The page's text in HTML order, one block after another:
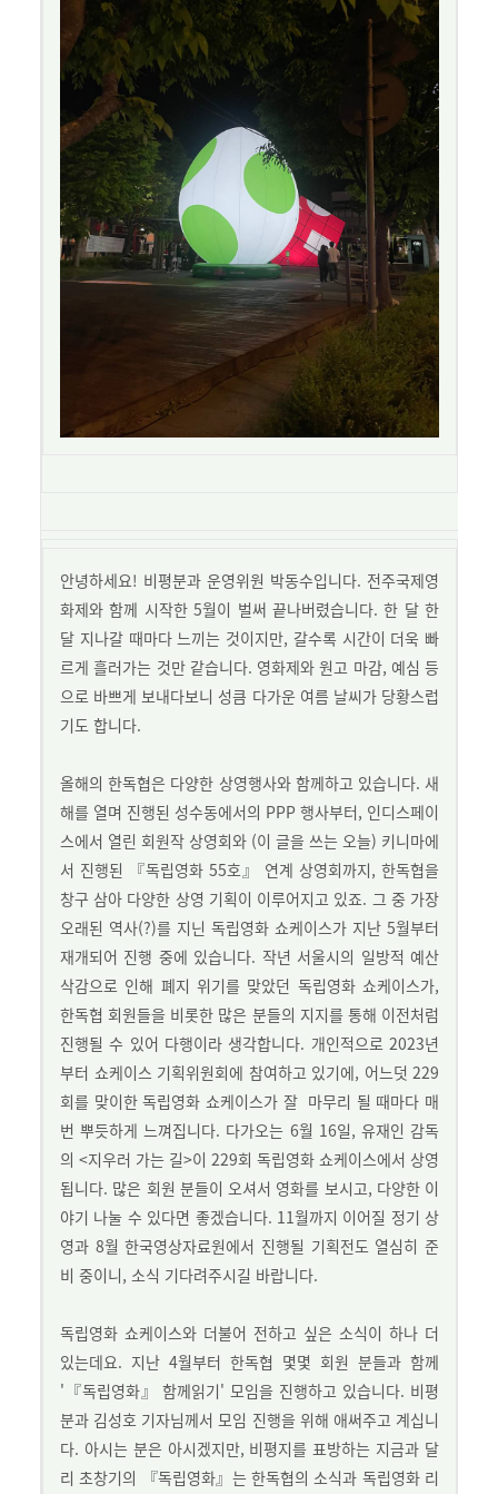
안녕하세요! 비평분과 운영위원 박동수입니다. 전주국제영
화제와 함께 시작한 5월이 벌써 끝나버렸습니다. 한 달 한
달 지나갈 때마다 느끼는 것이지만, 갈수록 시간이 더욱 빠
르게 흘러가는 것만 같습니다. 영화제와 원고 마감, 예심 등
으로 바쁘게 보내다보니 성큼 다가운 여름 날씨가 당황스럽
기도 합니다.
올해의 한독협은 다양한 상영행사와 함께하고 있습니다. 새
해를 열며 진행된 성수동에서의 PPP 행사부터, 인디스페이
스에서 열린 회원작 상영회와 (이 글을 쓰는 오늘) 키니마에
서 진행된 『독립영화 55호』 연계 상영회까지, 한독협을
창구 삼아 다양한 상영 기획이 이루어지고 있죠. 그 중 가장
오래된 역사(?)를 지닌 독립영화 쇼케이스가 지난 5월부터
재개되어 진행 중에 있습니다. 작년 서울시의 일방적 예산
삭감으로 인해 폐지 위기를 맞았던 독립영화 쇼케이스가,
한독협 회원들을 비롯한 많은 분들의 지지를 통해 이전처럼
진행될 수 있어 다행이라 생각합니다. 개인적으로 2023년
부터 쇼케이스 기획위원회에 참여하고 있기에, 어느덧 229
회를 맞이한 독립영화 쇼케이스가 잘 마무리 될 때마다 매
번 뿌듯하게 느껴집니다. 다가오는 6월 16일, 유재인 감독
의 <지우러 가는 길>이 229회 독립영화 쇼케이스에서 상영
됩니다. 많은 회원 분들이 오셔서 영화를 보시고, 다양한 이
야기 나눌 수 있다면 좋겠습니다. 11월까지 이어질 정기 상
영과 8월 한국영상자료원에서 진행될 기획전도 열심히 준
비 중이니, 소식 기다려주시길 바랍니다.
독립영화 쇼케이스와 더불어 전하고 싶은 소식이 하나 더
있는데요. 지난 4월부터 한독협 몇몇 회원 분들과 함께
'『독립영화』 함께읽기' 모임을 진행하고 있습니다. 비평
분과 김성호 기자님께서 모임 진행을 위해 애써주고 계십니
다. 아시는 분은 아시겠지만, 비평지를 표방하는 지금과 달
리 초창기의 『독립영화』는 한독협의 소식과 독립영화 리